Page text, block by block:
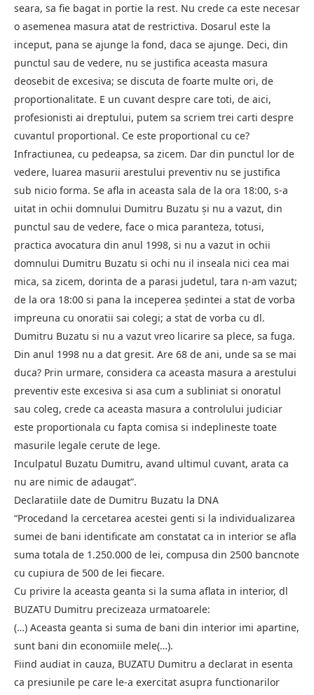
seara, sa fie bagat in portie la rest. Nu crede ca este necesar
o asemenea masura atat de restrictiva. Dosarul este la
inceput, pana se ajunge la fond, daca se ajunge. Deci, din
punctul sau de vedere, nu se justifica aceasta masura
deosebit de excesiva; se discuta de foarte multe ori, de
proportionalitate. E un cuvant despre care toti, de aici,
profesionisti ai dreptului, putem sa scriem trei carti despre
cuvantul proportional. Ce este proportional cu ce?
Infractiunea, cu pedeapsa, sa zicem. Dar din punctul lor de
vedere, luarea masurii arestului preventiv nu se justifica
sub nicio forma. Se afla in aceasta sala de la ora 18:00, s-a
uitat in ochii domnului Dumitru Buzatu şi nu a vazut, din
punctul sau de vedere, face o mica paranteza, totusi,
practica avocatura din anul 1998, si nu a vazut in ochii
domnului Dumitru Buzatu si ochi nu il inseala nici cea mai
mica, sa zicem, dorinta de a parasi judetul, tara n-am vazut;
de la ora 18:00 si pana la inceperea şedintei a stat de vorba
impreuna cu onoratii sai colegi; a stat de vorba cu dl.
Dumitru Buzatu si nu a vazut vreo licarire sa plece, sa fuga.
Din anul 1998 nu a dat gresit. Are 68 de ani, unde sa se mai
duca? Prin urmare, considera ca aceasta masura a arestului
preventiv este excesiva si asa cum a subliniat si onoratul
sau coleg, crede ca aceasta masura a controlului judiciar
este proportionala cu fapta comisa si indeplineste toate
masurile legale cerute de lege.
Inculpatul Buzatu Dumitru, avand ultimul cuvant, arata ca
nu are nimic de adaugat”.
Declaratiile date de Dumitru Buzatu la DNA
“Procedand la cercetarea acestei genti si la individualizarea
sumei de bani identificate am constatat ca in interior se afla
suma totala de 1.250.000 de lei, compusa din 2500 bancnote
cu cupiura de 500 de lei fiecare.
Cu privire la aceasta geanta si la suma aflata in interior, dl
BUZATU Dumitru precizeaza urmatoarele:
(…) Aceasta geanta si suma de bani din interior imi apartine,
sunt bani din economiile mele(…).
Fiind audiat in cauza, BUZATU Dumitru a declarat in esenta
ca presiunile pe care le-a exercitat asupra functionarilor